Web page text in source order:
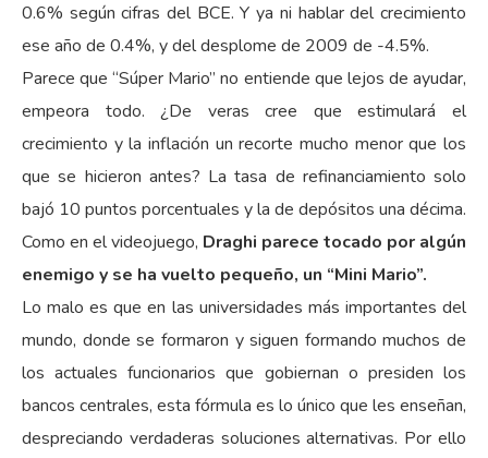
0.6% según cifras del BCE. Y ya ni hablar del crecimiento
ese año de 0.4%, y del desplome de 2009 de -4.5%.
Parece que “Súper Mario” no entiende que lejos de ayudar,
empeora todo. ¿De veras cree que estimulará el
crecimiento y la inflación un recorte mucho menor que los
que se hicieron antes? La tasa de refinanciamiento solo
bajó 10 puntos porcentuales y la de depósitos una décima.
Como en el videojuego, Draghi parece tocado por algún
enemigo y se ha vuelto pequeño, un “Mini Mario”.
Lo malo es que en las universidades más importantes del
mundo, donde se formaron y siguen formando muchos de
los actuales funcionarios que gobiernan o presiden los
bancos centrales, esta fórmula es lo único que les enseñan,
despreciando verdaderas soluciones alternativas. Por ello